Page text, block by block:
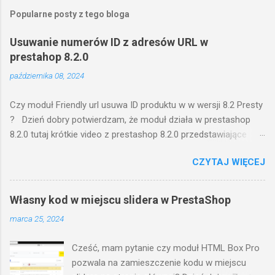
Popularne posty z tego bloga
Usuwanie numerów ID z adresów URL w
prestahop 8.2.0
października 08, 2024
Czy moduł Friendly url usuwa ID produktu w w wersji 8.2 Presty
? Dzień dobry potwierdzam, że moduł działa w prestashop
8.2.0 tutaj krótkie video z prestashop 8.2.0 przedstawiające
konfigurację wtyczki w zapleczu, następnie pokazuje front
gdzie adresy url do poszczególnych części sklepu są bez
numeracji ID. w razie pytań pozostaję do dyspozycji
pozdrawiam, miłosz
CZYTAJ WIĘCEJ
Własny kod w miejscu slidera w PrestaShop
marca 25, 2024
Cześć, mam pytanie czy moduł HTML Box Pro
pozwala na zamieszczenie kodu w miejscu